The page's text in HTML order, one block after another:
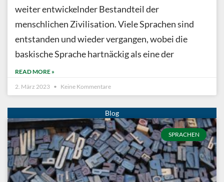
weiter entwickelnder Bestandteil der
menschlichen Zivilisation. Viele Sprachen sind
entstanden und wieder vergangen, wobei die
baskische Sprache hartnäckig als eine der
READ MORE »
2. März 2023
Keine Kommentare
SPRACHEN